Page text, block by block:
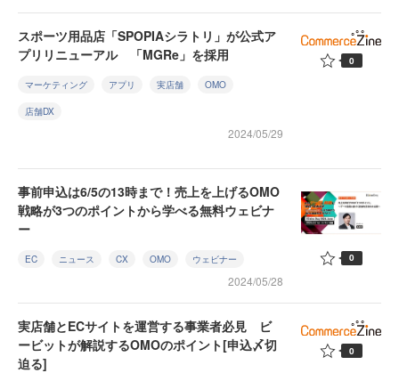
スポーツ用品店「SPOPIAシラトリ」が公式ア
プリリニューアル 「MGRe」を採用
マーケティング アプリ 実店舗 OMO
店舗DX
2024/05/29
0
事前申込は6/5の13時まで！売上を上げるOMO
戦略が3つのポイントから学べる無料ウェビナ
ー
EC ニュース CX OMO ウェビナー
2024/05/28
0
実店舗とECサイトを運営する事業者必見 ビ
ービットが解説するOMOのポイント[申込〆切
迫る]
0